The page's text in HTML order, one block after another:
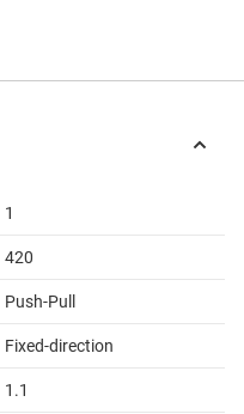
1
420
Push-Pull
Fixed-direction
1.1